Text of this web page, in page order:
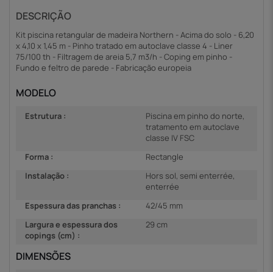
DESCRIÇÃO
Kit piscina retangular de madeira Northern - Acima do solo - 6,20
x 4,10 x 1,45 m - Pinho tratado em autoclave classe 4 - Liner
75/100 th - Filtragem de areia 5,7 m3/h - Coping em pinho -
Fundo e feltro de parede - Fabricação europeia
MODELO
Estrutura :
Piscina em pinho do norte,
tratamento em autoclave
classe IV FSC
Forma :
Rectangle
Instalação :
Hors sol, semi enterrée,
enterrée
Espessura das pranchas :
42/45 mm
Largura e espessura dos
copings (cm) :
29 cm
DIMENSÕES